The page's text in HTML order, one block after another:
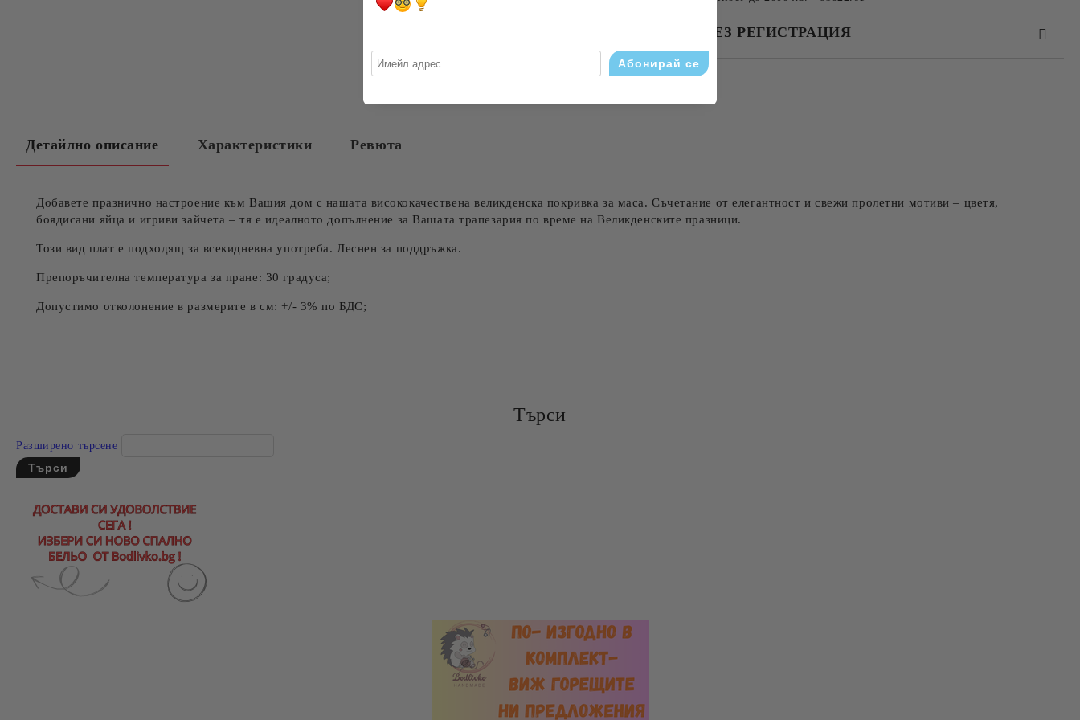
БЪРЗА ПОРЪЧКА БЕЗ РЕГИСТРАЦИЯ
САМО ПОПЪЛНЕТЕ 4 ПОЛЕТА
Детайлно описание Характеристики Ревюта
Добавете празнично настроение към Вашия дом с нашата висококачествена великденска покривка за маса. Съчетание от елегантност и свежи пролетни мотиви – цветя,
боядисани яйца и игриви зайчета – тя е идеалното допълнение за Вашата трапезария по време на Великденските празници.
Този вид плат е подходящ за всекидневна употреба. Леснен за поддръжка.
Препоръчителна температура за пране: 30 градуса;
Допустимо отколонение в размерите в см: +/- 3% по БДС;
Търси
Разширено търсене